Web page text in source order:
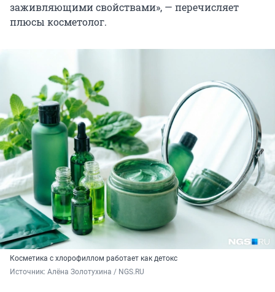
заживляющими свойствами», — перечисляет
плюсы косметолог.
Косметика с хлорофиллом работает как детокс
Источник: Алёна Золотухина / NGS.RU